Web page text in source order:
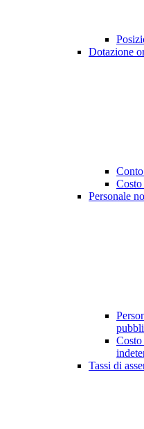
Dotazione
Costo
Personale
Costo
Tassi di